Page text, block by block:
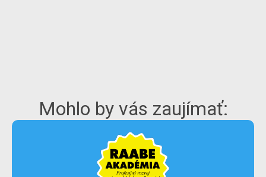
Mohlo by vás zaujímať: